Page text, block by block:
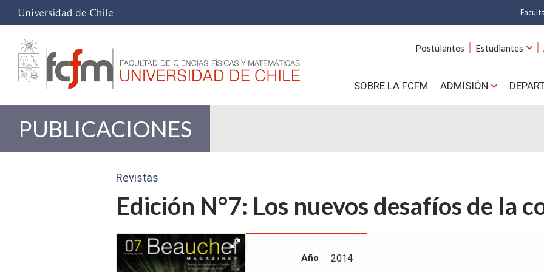
Postulantes Estudiantes
SOBRE LA FCFM ADMISIÓN
PUBLICACIONES
Revistas
Edición N°7: Los nuevos desafíos de la
Año 2014